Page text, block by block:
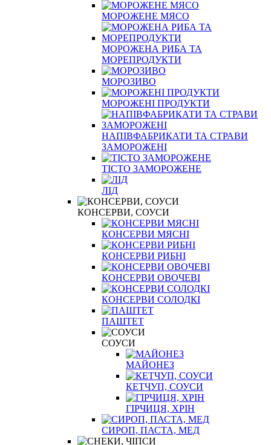
МОРОЖЕНЕ МЯСО
МОРОЖЕНА РИБА ТА
МОРЕПРОДУКТИ
МОРОЗИВО
МОРОЖЕНІ ПРОДУКТИ
НАПІВФАБРИКАТИ ТА СТРАВИ
ЗАМОРОЖЕНІ
ТІСТО ЗАМОРОЖЕНЕ
ЛІД
КОНСЕРВИ, СОУСИ
КОНСЕРВИ МЯСНІ
КОНСЕРВИ РИБНІ
КОНСЕРВИ ОВОЧЕВІ
КОНСЕРВИ СОЛОДКІ
ПАШТЕТ
СОУСИ
МАЙОНЕЗ
КЕТЧУП, СОУСИ
ГІРЧИЦЯ, ХРІН
СИРОП, ПАСТА, МЕД